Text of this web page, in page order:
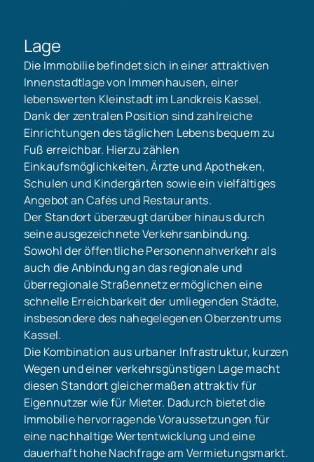
Lage
Die Immobilie befindet sich in einer attraktiven
Innenstadtlage von Immenhausen, einer
lebenswerten Kleinstadt im Landkreis Kassel.
Dank der zentralen Position sind zahlreiche
Einrichtungen des täglichen Lebens bequem zu
Fuß erreichbar. Hierzu zählen
Einkaufsmöglichkeiten, Ärzte und Apotheken,
Schulen und Kindergärten sowie ein vielfältiges
Angebot an Cafés und Restaurants.
Der Standort überzeugt darüber hinaus durch
seine ausgezeichnete Verkehrsanbindung.
Sowohl der öffentliche Personennahverkehr als
auch die Anbindung an das regionale und
überregionale Straßennetz ermöglichen eine
schnelle Erreichbarkeit der umliegenden Städte,
insbesondere des nahegelegenen Oberzentrums
Kassel.
Die Kombination aus urbaner Infrastruktur, kurzen
Wegen und einer verkehrsgünstigen Lage macht
diesen Standort gleichermaßen attraktiv für
Eigennutzer wie für Mieter. Dadurch bietet die
Immobilie hervorragende Voraussetzungen für
eine nachhaltige Wertentwicklung und eine
dauerhaft hohe Nachfrage am Vermietungsmarkt.